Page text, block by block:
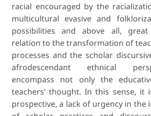
racial encouraged by the
multicultural evasive and
possibilities and above all,
relation to the transformation of
processes and the scholar
afrodescendant ethnical
encompass not only the
teachers’ thought. In this sense, it
prospective, a lack of urgency in the